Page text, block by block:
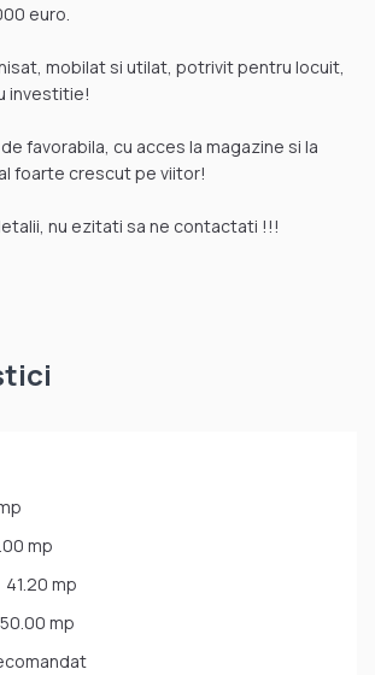
euro.
mobilat si utilat, potrivit pentru locuit,
investitie!
favorabila, cu acces la magazine si la
foarte crescut pe viitor!
nu ezitati sa ne contactati !!!
mp
41.20 mp
50.00 mp